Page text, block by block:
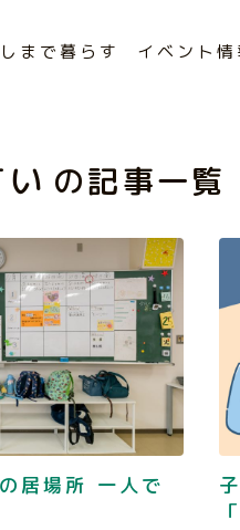
まで暮らす イベント情
の記事一覧
居場所 一人で